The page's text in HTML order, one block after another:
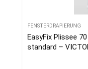
FENSTERDRAPIERUNG
EasyFix Plissee
standard –